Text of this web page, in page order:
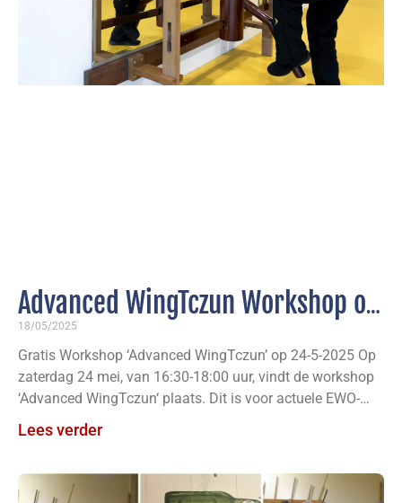
Advanced WingTczun Workshop op
24 mei/ Teambuilding Workshop
voor TRIMM
18/05/2025
Gratis Workshop ‘Advanced WingTczun’ op 24-5-2025 Op
zaterdag 24 mei, van 16:30-18:00 uur, vindt de workshop
‘Advanced WingTczun‘ plaats. Dit is voor actuele EWO-
leden vanaf
Lees verder